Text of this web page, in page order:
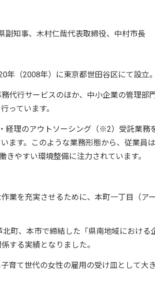
知事、木村仁哉代表取締役、中村市長
（2008年）に東京都世田谷区にて設立
代行サービスのほか、中小企業の管理部
っています。
理のアウトソーシング（※2）受託業務
ます。このような業務形態から、従業員
きやすい環境整備に注力されています。
業を充実させるために、本町一丁目（ア
町、本市で締結した「県南地域における
する実績となりました。
育て世代の女性の雇用の受け皿として大